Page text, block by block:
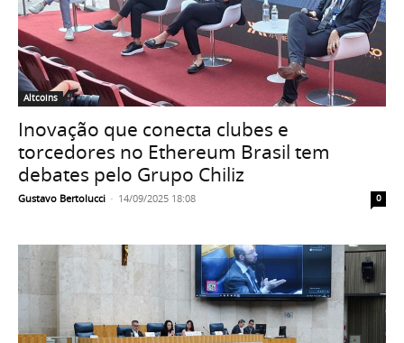
Altcoins
Inovação que conecta clubes e
torcedores no Ethereum Brasil tem
debates pelo Grupo Chiliz
Gustavo Bertolucci - 14/09/2025 18:08 0